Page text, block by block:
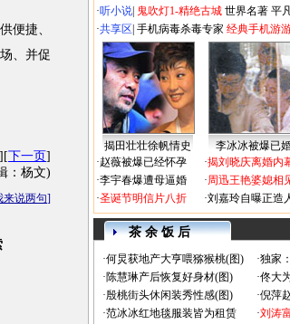
便捷、
、并促
][下一页]
：杨文)
来说两句]
·听小说 鬼吹灯1-精绝古城 世界名著 平
·共享区 手机病毒杀毒专家 经典手机游
揭田壮壮徐帆情史 李冰冰被爆已
·赵薇被爆已经怀孕
·李宇春爆遭母逼婚
·圣诞节明信片八折
·揭刘晓庆离婚内
·周迅王艳婆媳相
·刘嘉玲自曝正造
茶 余 饭 后
·何炅获地产大亨喂猕猴桃(图) ·独家
·陈慧琳产后恢复好身材(图) ·佟大
·殷桃街头休闲装秀性感(图) ·倪萍
·范冰冰红地毯服装皆为租赁 ·刘涛